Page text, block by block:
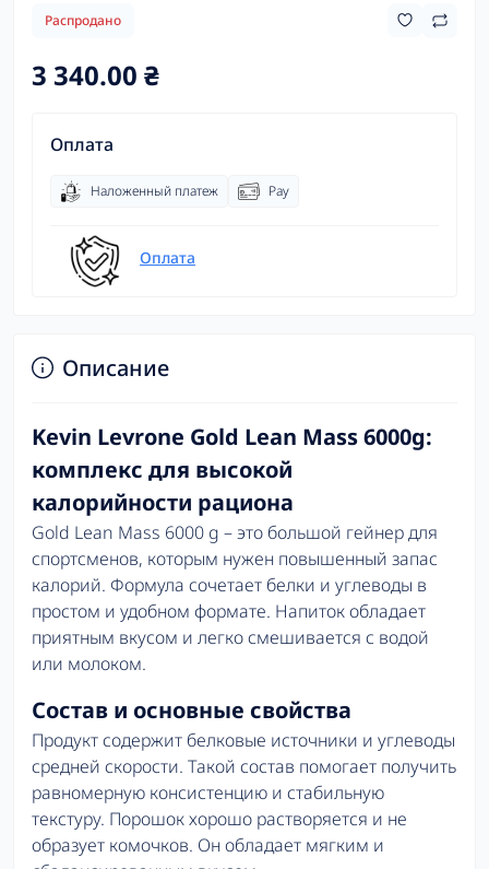
Распродано
3 340.00 ₴
Оплата
Наложенный платеж Pay
Оплата
Описание
Kevin Levrone Gold Lean Mass 6000g:
комплекс для высокой
калорийности рациона
Gold Lean Mass 6000 g – это большой гейнер для
спортсменов, которым нужен повышенный запас
калорий. Формула сочетает белки и углеводы в
простом и удобном формате. Напиток обладает
приятным вкусом и легко смешивается с водой
или молоком.
Состав и основные свойства
Продукт содержит белковые источники и углеводы
средней скорости. Такой состав помогает получить
равномерную консистенцию и стабильную
текстуру. Порошок хорошо растворяется и не
образует комочков. Он обладает мягким и